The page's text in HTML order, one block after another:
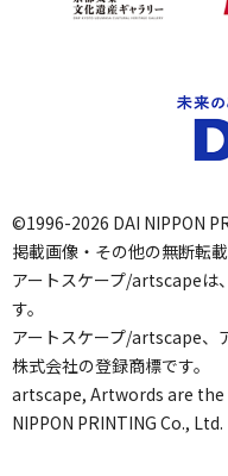
©1996-2026 DAI NIPPON
掲載画像・その他の無断転
アートスケープ/artscapeは
す。
アートスケープ/artscape、
株式会社の登録商標です。
artscape, Artwords are
NIPPON PRINTING Co., Ltd.